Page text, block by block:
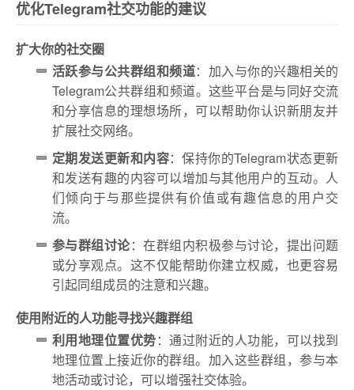
优化Telegram社交功能的建议
扩大你的社交圈
活跃参与公共群组和频道：加入与你的兴趣相关的
Telegram公共群组和频道。这些平台是与同好交流
和分享信息的理想场所，可以帮助你认识新朋友并
扩展社交网络。
定期发送更新和内容：保持你的Telegram状态更新
和发送有趣的内容可以增加与其他用户的互动。人
们倾向于与那些提供有价值或有趣信息的用户交
流。
参与群组讨论：在群组内积极参与讨论，提出问题
或分享观点。这不仅能帮助你建立权威，也更容易
引起同组成员的注意和兴趣。
使用附近的人功能寻找兴趣群组
利用地理位置优势：通过附近的人功能，可以找到
地理位置上接近你的群组。加入这些群组，参与本
地活动或讨论，可以增强社交体验。